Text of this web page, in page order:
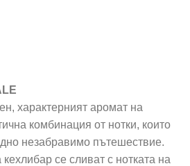
характерният аромат на
комбинация от нотки, които
незабравимо пътешествие.
се сливат с нотката на